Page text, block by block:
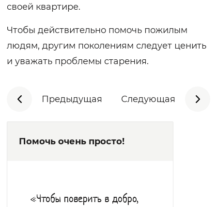
своей квартире.
Чтобы действительно помочь пожилым
людям, другим поколениям следует ценить
и уважать проблемы старения.
Предыдущая Следующая
Помочь очень просто!
«Чтобы поверить в добро,